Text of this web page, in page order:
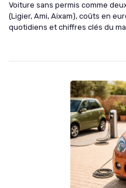
Voiture sans permis comme
(Ligier, Ami, Aixam), coûts en
quotidiens et chiffres clés du